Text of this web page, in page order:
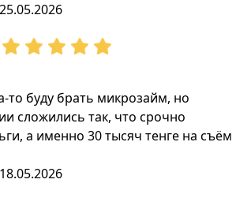
25.05.2026
то буду брать микрозайм, но
сложились так, что срочно
а именно 30 тысяч тенге на съём
18.05.2026